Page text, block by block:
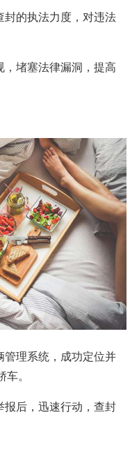
封的执法力度，对违法
，堵塞法律漏洞，提高
管理系统，成功定位并
。
报后，迅速行动，查封